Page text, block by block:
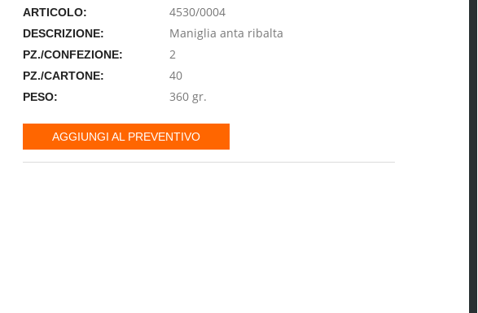
ARTICOLO: 4530/0004
DESCRIZIONE: Maniglia anta ribalta
PZ./CONFEZIONE: 2
PZ./CARTONE: 40
PESO: 360 gr.
AGGIUNGI AL PREVENTIVO